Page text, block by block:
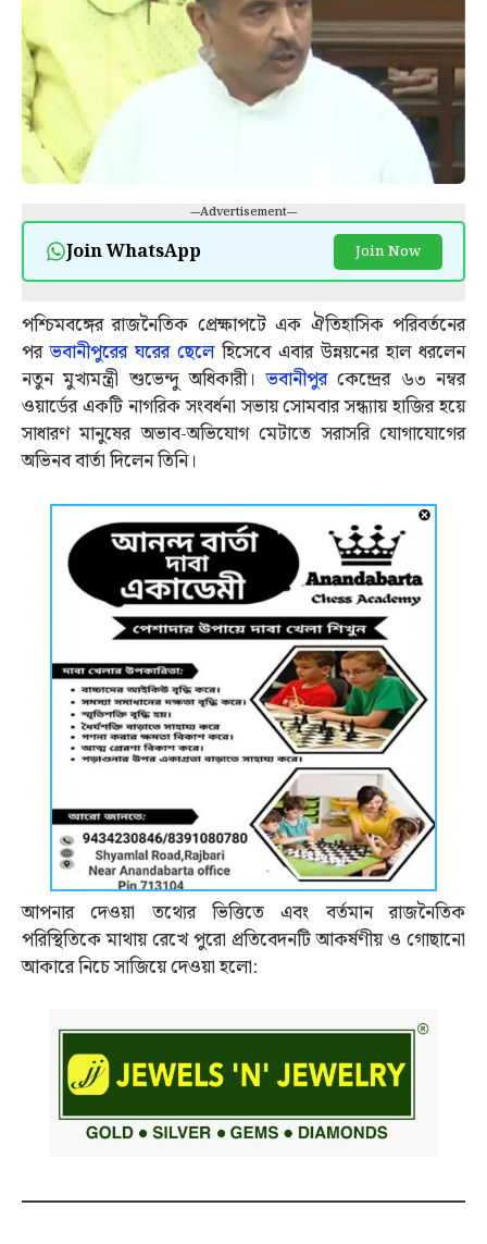
---Advertisement---
Join WhatsApp Join Now
পশ্চিমবঙ্গের রাজনৈতিক প্রেক্ষাপটে এক ঐতিহাসিক পরিবর্তনের
পরভবানীপুরের ঘরের ছেলেহিসেবে এবার উন্নয়নের হাল ধরলেন
নতুন মুখ্যমন্ত্রী শুভেন্দু অধিকারী।ভবানীপুরকেন্দ্রের ৬৩ নম্বর
ওয়ার্ডের একটি নাগরিক সংবর্ধনা সভায় সোমবার সন্ধ্যায় হাজির হয়ে
সাধারণ মানুষের অভাব-অভিযোগ মেটাতে সরাসরি যোগাযোগের
অভিনব বার্তা দিলেন তিনি।
আপনার দেওয়া তথ্যের ভিত্তিতে এবং বর্তমান রাজনৈতিক
পরিস্থিতিকে মাথায় রেখে পুরো প্রতিবেদনটি আকর্ষণীয় ও গোছানো
আকারে নিচে সাজিয়ে দেওয়া হলো: